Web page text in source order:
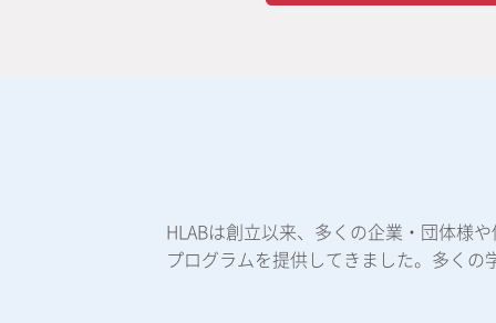
HLABは創立以来、多くの企業・団体様
プログラムを提供してきました。多く